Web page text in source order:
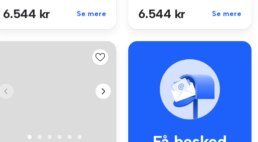
6.544 kr Se mere 6.544 kr Se mere